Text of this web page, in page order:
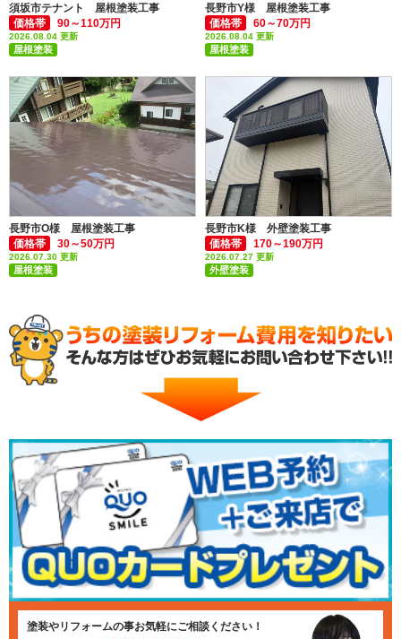
須坂市テナント 屋根塗装工事
価格帯
90～110万円
2026.08.04 更新
屋根塗装
長野市Y様 屋根塗装工事
価格帯
60～70万円
2026.08.04 更新
屋根塗装
長野市O様 屋根塗装工事
価格帯
30～50万円
2026.07.30 更新
屋根塗装
長野市K様 外壁塗装工事
価格帯
170～190万円
2026.07.27 更新
外壁塗装
塗装やリフォームの事お気軽にご相談ください！